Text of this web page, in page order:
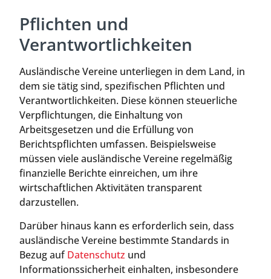
Pflichten und
Verantwortlichkeiten
Ausländische Vereine unterliegen in dem Land, in
dem sie tätig sind, spezifischen Pflichten und
Verantwortlichkeiten. Diese können steuerliche
Verpflichtungen, die Einhaltung von
Arbeitsgesetzen und die Erfüllung von
Berichtspflichten umfassen. Beispielsweise
müssen viele ausländische Vereine regelmäßig
finanzielle Berichte einreichen, um ihre
wirtschaftlichen Aktivitäten transparent
darzustellen.
Darüber hinaus kann es erforderlich sein, dass
ausländische Vereine bestimmte Standards in
Bezug aufDatenschutz und
Informationssicherheit einhalten, insbesondere